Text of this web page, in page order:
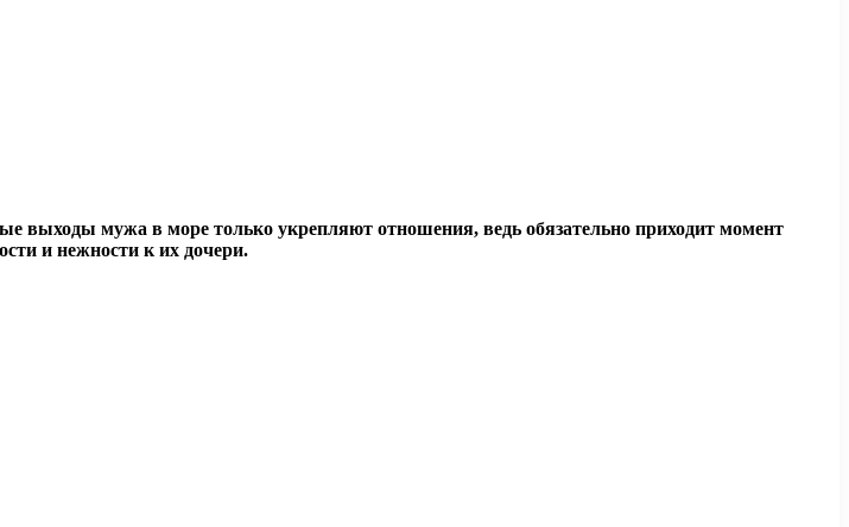
выходы мужа в море только укрепляют отношения, ведь обязательно приходит момент
и нежности к их дочери.